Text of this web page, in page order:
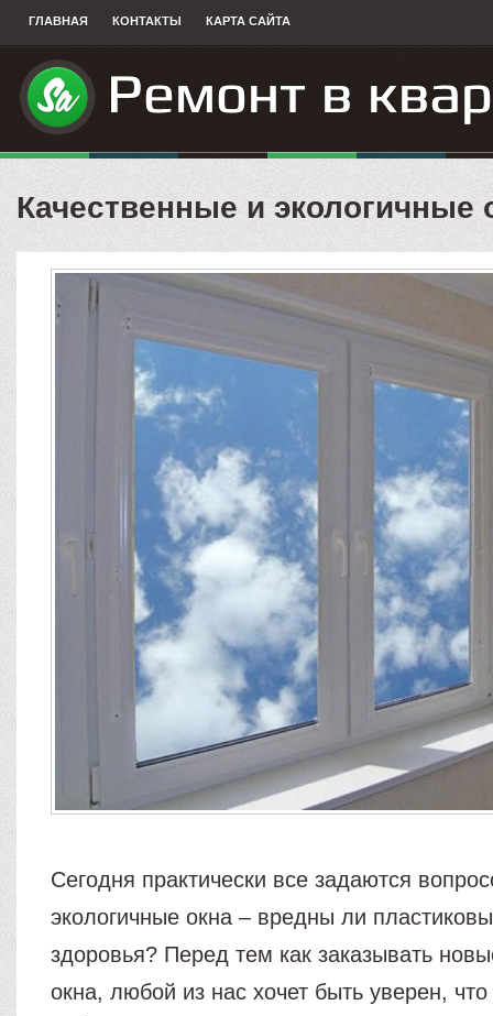
ГЛАВНАЯ КОНТАКТЫ КАРТА САЙТА
Качественные и экологичные
Сегодня практически все задаются
экологичные окна – вредны ли
здоровья? Перед тем как заказывать
окна, любой из нас хочет быть уверен, что